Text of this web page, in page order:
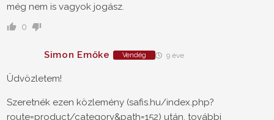
még nem is vagyok jogász.
0
Simon Emőke Vendég 9 éve
Üdvözletem!
Szeretnék ezen közlemény (safis.hu/index.php?
route=product/category&path=152) után, további